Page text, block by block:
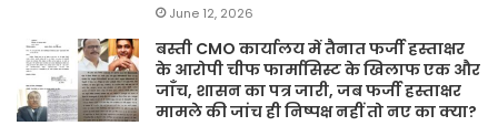
June 12, 2026
बस्ती CMO कार्यालय में तैनात फर्जी हस्ताक्षर
के आरोपी चीफ फार्मासिस्ट के खिलाफ एक और
जाँच, शासन का पत्र जारी, जब फर्जी हस्ताक्षर
मामले की जांच ही निष्पक्ष नहीं तो नए का क्या?